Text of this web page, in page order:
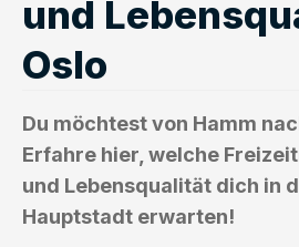
und
Oslo
Du möchtest von Hamm
Erfahre hier, welche
und Lebensqualität dich in
Hauptstadt erwarten!